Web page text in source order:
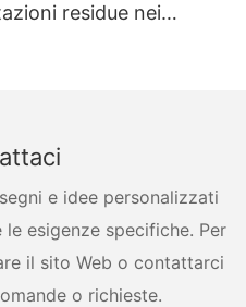
residue nei
e idee personalizzati
esigenze specifiche. Per
il sito Web o contattarci
o richieste.